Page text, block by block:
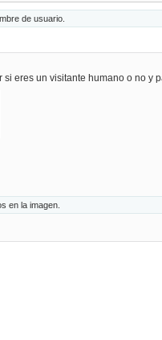
de usuario.
si eres un visitante humano o no y
en la imagen.